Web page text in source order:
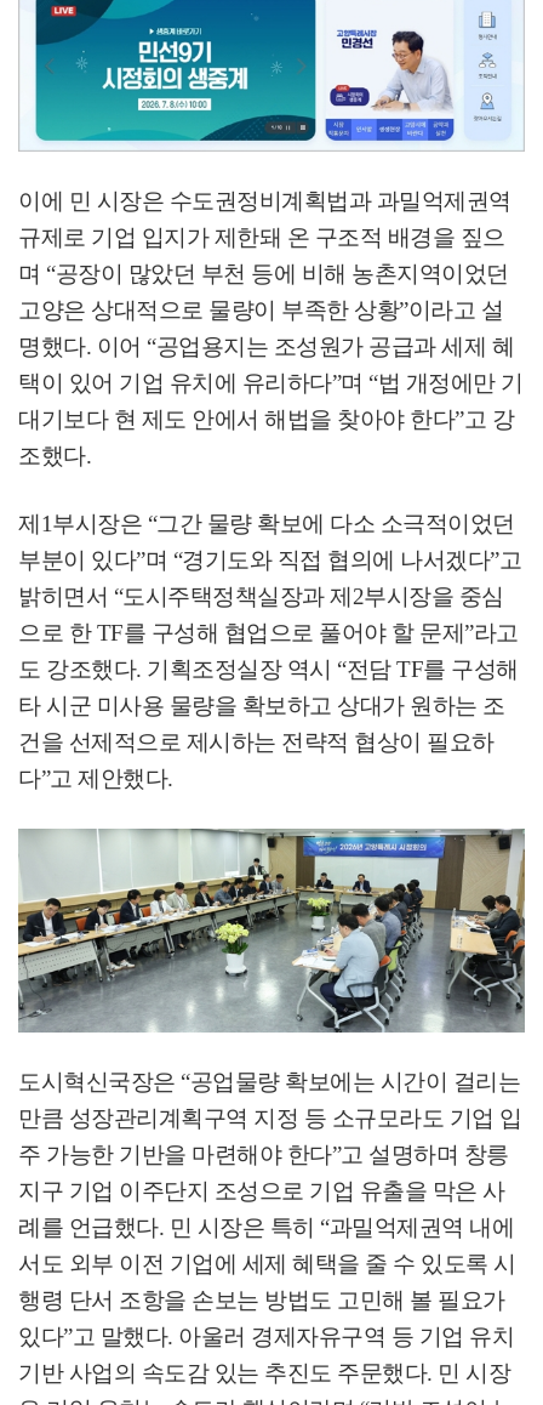
이에 민 시장은 수도권정비계획법과 과밀억제권역
규제로 기업 입지가 제한돼 온 구조적 배경을 짚으
며 “공장이 많았던 부천 등에 비해 농촌지역이었던
고양은 상대적으로 물량이 부족한 상황”이라고 설
명했다. 이어 “공업용지는 조성원가 공급과 세제 혜
택이 있어 기업 유치에 유리하다”며 “법 개정에만 기
대기보다 현 제도 안에서 해법을 찾아야 한다”고 강
조했다.
제 1부시장은 “그간 물량 확보에 다소 소극적이었던
부분이 있다”며 “경기도와 직접 협의에 나서겠다”고
밝히면서 “도시주택정책실장과 제 2부시장을 중심
으로 한TF를 구성해 협업으로 풀어야 할 문제 ”라고
도 강조했다. 기획조정실장 역시 “전담TF를 구성해
타 시군 미사용 물량을 확보하고 상대가 원하는 조
건을 선제적으로 제시하는 전략적 협상이 필요하
다”고 제안했다.
도시혁신국장은 “공업물량 확보에는 시간이 걸리는
만큼 성장관리계획구역 지정 등 소규모라도 기업 입
주 가능한 기반을 마련해야 한다”고 설명하며 창릉
지구 기업 이주단지 조성으로 기업 유출을 막은 사
례를 언급했다. 민 시장은 특히 “과밀억제권역 내에
서도 외부 이전 기업에 세제 혜택을 줄 수 있도록 시
행령 단서 조항을 손보는 방법도 고민해 볼 필요가
있다”고 말했다. 아울러 경제자유구역 등 기업 유치
기반 사업의 속도감 있는 추진도 주문했다. 민 시장